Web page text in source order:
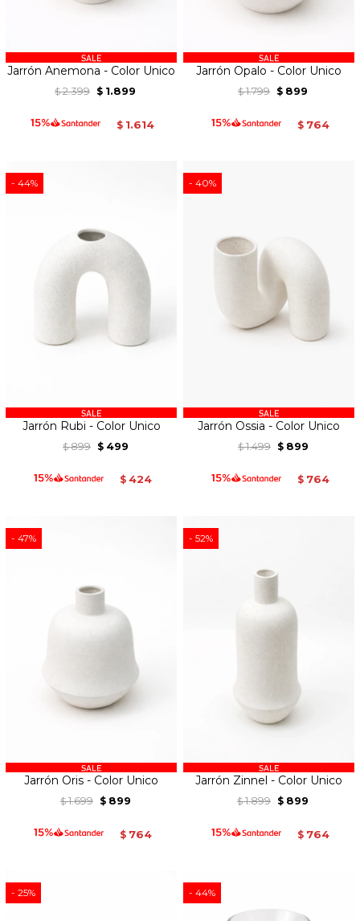
Jarrón Anemona - Color Unico
$ 2.399 $ 1.899
$ 1.614
Jarrón Opalo - Color Unico
$ 1.799 $ 899
$ 764
44
Jarrón Rubi - Color Unico
$ 899 $ 499
$ 424
40
Jarrón Ossia - Color Unico
$ 1.499 $ 899
$ 764
47
Jarrón Oris - Color Unico
$ 1.699 $ 899
$ 764
52
Jarrón Zinnel - Color Unico
$ 1.899 $ 899
$ 764
25 44